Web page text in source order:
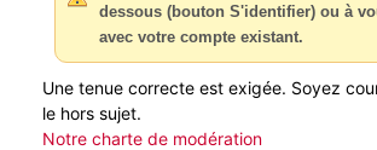
dessous (bouton S'identifier) ou à
avec votre compte existant.
Une tenue correcte est exigée. Soyez
le hors sujet.
Notre charte de modération